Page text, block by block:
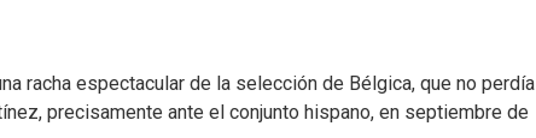
racha espectacular de la selección de Bélgica, que no perdía
precisamente ante el conjunto hispano, en septiembre de